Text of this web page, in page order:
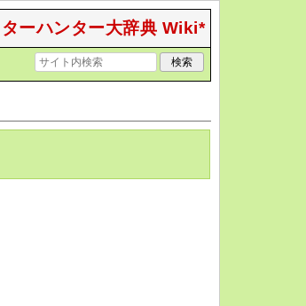
ーハンター大辞典 Wiki*